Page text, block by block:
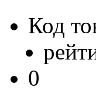
Код
0